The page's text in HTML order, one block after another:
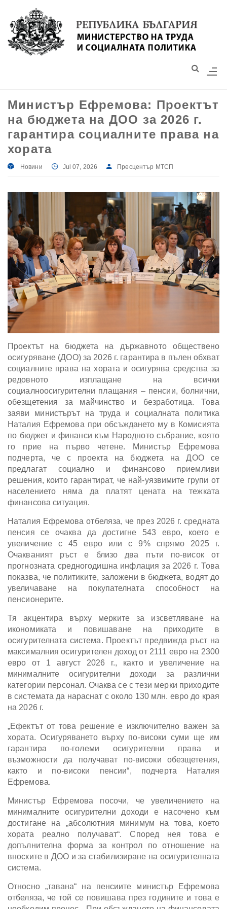
Моля,
обърнете
със
система
Министър Ефремова: Проектът
на бюджета на ДОО за 2026 г.
гарантира социалните права на
хората
Новини Jul 07, 2026 Пресцентър МТСП
Проектът на бюджета на държавното обществено
осигуряване (ДОО) за 2026 г. гарантира в пълен обхват
социалните права на хората и осигурява средства за
редовното изплащане на всички
социалноосигурителни плащания – пенсии, болнични,
обезщетения за майчинство и безработица. Това
заяви министърът на труда и социалната политика
Наталия Ефремова при обсъждането му в Комисията
по бюджет и финанси към Народното събрание, която
го прие на първо четене. Министър Ефремова
подчерта, че с проекта на бюджета на ДОО се
предлагат социално и финансово приемливи
решения, които гарантират, че най-уязвимите групи от
населението няма да платят цената на тежката
финансова ситуация.
Наталия Ефремова отбеляза, че през 2026 г. средната
пенсия се очаква да достигне 543 евро, което е
увеличение с 45 евро или с 9% спрямо 2025 г.
Очакваният ръст е близо два пъти по-висок от
прогнозната средногодишна инфлация за 2026 г. Това
показва, че политиките, заложени в бюджета, водят до
увеличаване на покупателната способност на
пенсионерите.
Тя акцентира върху мерките за изсветляване на
икономиката и повишаване на приходите в
осигурителната система. Проектът предвижда ръст на
максималния осигурителен доход от 2111 евро на 2300
евро от 1 август 2026 г., както и увеличение на
минималните осигурителни доходи за различни
категории персонал. Очаква се с тези мерки приходите
в системата да нараснат с около 130 млн. евро до края
на 2026 г.
„Ефектът от това решение е изключително важен за
хората. Осигуряването върху по-високи суми ще им
гарантира по-големи осигурителни права и
възможности да получават по-високи обезщетения,
както и по-високи пенсии“, подчерта Наталия
Ефремова.
Министър Ефремова посочи, че увеличението на
минималните осигурителни доходи е насочено към
достигане на „абсолютния минимум на това, което
хората реално получават“. Според нея това е
допълнителна форма за контрол по отношение на
вноските в ДОО и за стабилизиране на осигурителната
система.
Относно „тавана“ на пенсиите министър Ефремова
отбеляза, че той се повишава през годините и това е